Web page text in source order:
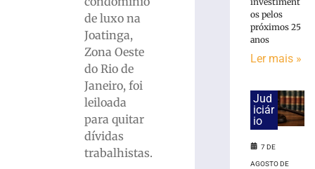
de luxo na
Joatinga,
Zona Oeste
do Rio de
Janeiro, foi
leiloada
para quitar
dívidas
trabalhistas.
Trecho
Avenida
Carlos
interdição
os pelos
próximos 25
anos
Ler mais »
Jud
iciár
io
7 DE
AGOSTO DE